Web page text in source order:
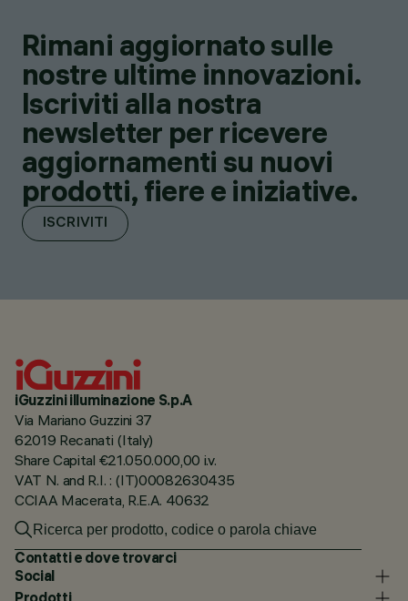
Rimani aggiornato sulle
nostre ultime innovazioni.
Iscriviti alla nostra
newsletter per ricevere
aggiornamenti su nuovi
prodotti, fiere e iniziative.
ISCRIVITI
iGuzzini illuminazione S.p.A
Via Mariano Guzzini 37
62019 Recanati (Italy)
Share Capital €21.050.000,00 i.v.
VAT N. and R.I. : (IT)00082630435
CCIAA Macerata, R.E.A. 40632
Contatti e dove trovarci
Social